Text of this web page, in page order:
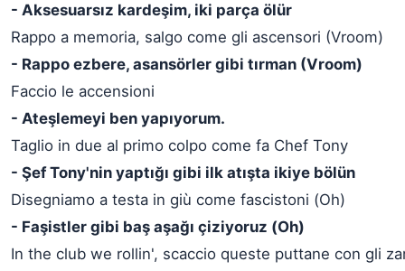
- Aksesuarsız kardeşim, iki parça ölür
Rappo a memoria, salgo come gli ascensori (Vroom)
- Rappo ezbere, asansörler gibi tırman (Vroom)
Faccio le accensioni
- Ateşlemeyi ben yapıyorum.
Taglio in due al primo colpo come fa Chef Tony
- Şef Tony'nin yaptığı gibi ilk atışta ikiye bölün
Disegniamo a testa in giù come fascistoni (Oh)
- Faşistler gibi baş aşağı çiziyoruz (Oh)
In the club we rollin', scaccio queste puttane con gli